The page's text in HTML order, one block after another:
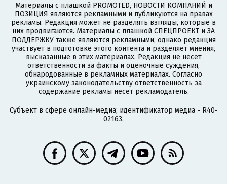
Материалы с плашкой PROMOTED, НОВОСТИ КОМПАНИЙ и
ПОЗИЦИЯ являются рекламными и публикуются на правах
рекламы. Редакция может не разделять взгляды, которые в
них продвигаются. Материалы с плашкой СПЕЦПРОЕКТ и ЗА
ПОДДЕРЖКУ также являются рекламными, однако редакция
участвует в подготовке этого контента и разделяет мнения,
высказанные в этих материалах. Редакция не несет
ответственности за факты и оценочные суждения,
обнародованные в рекламных материалах. Согласно
украинскому законодательству ответственность за
содержание рекламы несет рекламодатель.
Субъект в сфере онлайн-медиа; идентификатор медиа - R40-
02163.